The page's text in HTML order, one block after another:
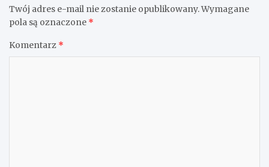
Twój adres e-mail nie zostanie opublikowany.Wymagane
pola są oznaczone *
Komentarz *